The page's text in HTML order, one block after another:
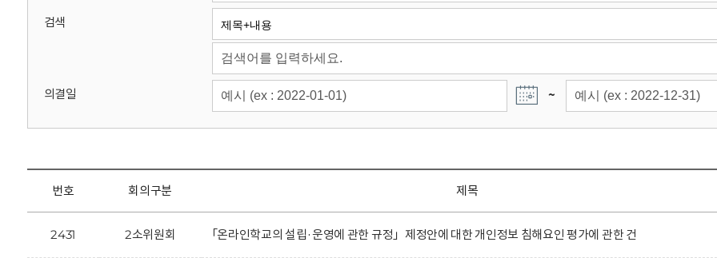
검색
의결일 ~
번호 회의구분 제목
2431 2소위원회 「온라인학교의 설립·운영에 관한 규정」제정안에 대한 개인정보 침해요인 평가에 관한 건